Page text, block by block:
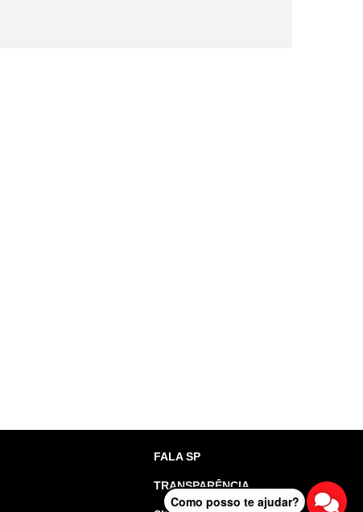
FALA SP
TRANSPARÊNCIA
Como posso te ajudar?